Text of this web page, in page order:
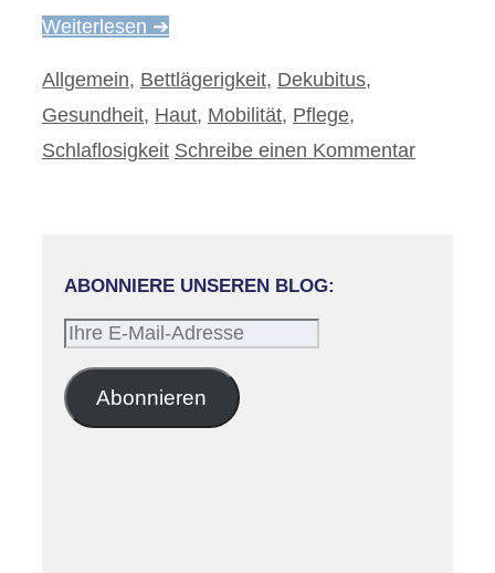
Weiterlesen ➔
Kategorien
Allgemein, Bettlägerigkeit, Dekubitus,
Gesundheit, Haut, Mobilität, Pflege,
Schlaflosigkeit Schreibe einen Kommentar
ABONNIERE UNSEREN BLOG:
Ihre
Mail-
Adresse
Abonnieren